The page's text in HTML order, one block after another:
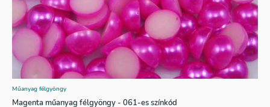
Műanyag félgyöngy
Magenta műanyag félgyöngy - 061-es színkód